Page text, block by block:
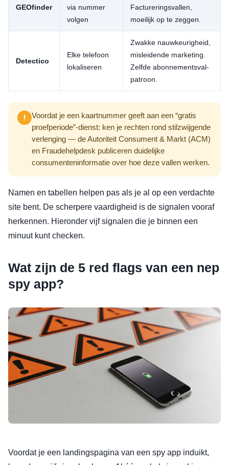
GEOfinder
via nummer
volgen
Factureringsvallen,
moeilijk op te zeggen.
Detectico
Elke telefoon
lokaliseren
Zwakke nauwkeurigheid,
misleidende marketing.
Zelfde abonnementsval-
patroon.
Voordat je een kaartnummer geeft aan een “gratis
proefperiode”-dienst: ken je rechten rond stilzwijgende
verlenging — de Autoriteit Consument & Markt (ACM)
en Fraudehelpdesk publiceren duidelijke
consumenteninformatie over hoe deze vallen werken.
Namen en tabellen helpen pas als je al op een verdachte
site bent. De scherpere vaardigheid is de signalen vooraf
herkennen. Hieronder vijf signalen die je binnen een
minuut kunt checken.
Wat zijn de 5 red flags van een nep
spy app?
Voordat je een landingspagina van een spy app induikt,